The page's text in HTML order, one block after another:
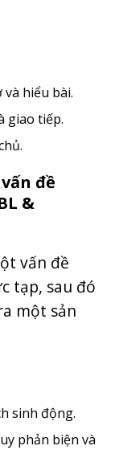
hiểu bài.
giao tiếp.
đề
&
vấn đề
tạp, sau đó
một sản
sinh động.
phản biện và